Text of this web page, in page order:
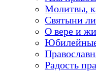
Молитвы,
Святыни
О вере и
Радость